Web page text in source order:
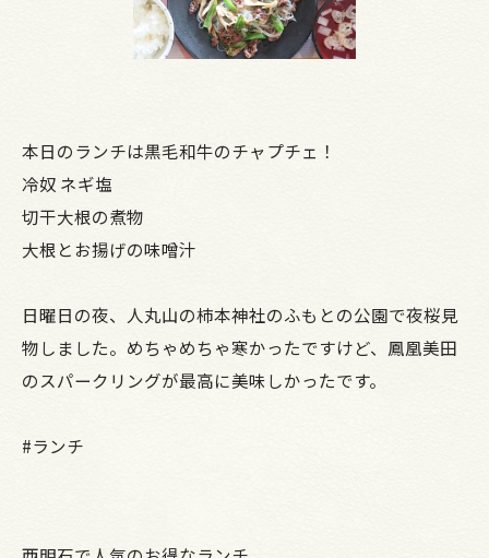
本日のランチは黒毛和牛のチャプチェ！
冷奴 ネギ塩
切干大根の煮物
大根とお揚げの味噌汁
日曜日の夜、人丸山の柿本神社のふもとの公園で夜桜見
物しました。めちゃめちゃ寒かったですけど、鳳凰美田
のスパークリングが最高に美味しかったです。
#ランチ